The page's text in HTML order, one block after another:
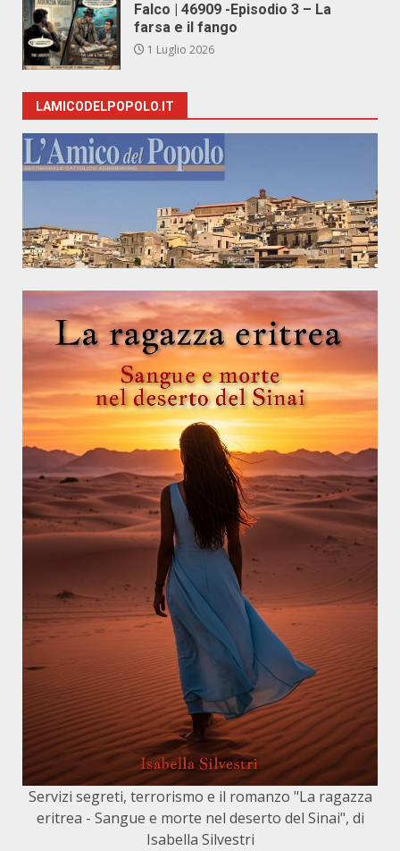
Falco | 46909 -Episodio 3 – La
farsa e il fango
1 Luglio 2026
LAMICODELPOPOLO.IT
Servizi segreti, terrorismo e il romanzo "La ragazza
eritrea - Sangue e morte nel deserto del Sinai", di
Isabella Silvestri